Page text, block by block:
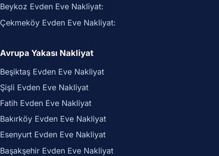
Beykoz Evden Eve Nakliyat:
Çekmeköy Evden Eve Nakliyat:
Avrupa Yakası Nakliyat
Beşiktaş Evden Eve Nakliyat
Şişli Evden Eve Nakliyat
Fatih Evden Eve Nakliyat
Bakırköy Evden Eve Nakliyat
Esenyurt Evden Eve Nakliyat
Başakşehir Evden Eve Nakliyat